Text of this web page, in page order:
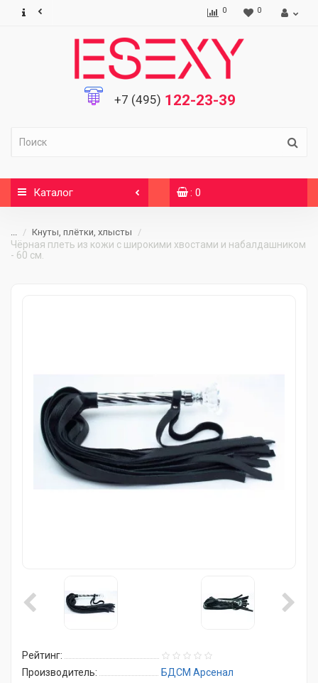
0 0
+7 (495) 122-23-39
Каталог : 0
... Кнуты, плётки, хлысты
Чёрная плеть из кожи с широкими хвостами и набалдашником
- 60 см.
Рейтинг:
Производитель:
БДСМ Арсенал